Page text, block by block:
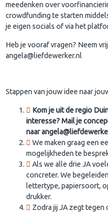
meedenken over
crowdfunding te starten
je eigen socials of via het
Heb je vooraf vragen? Neem
angela@liefdewerker.nl
Stappen van jouw idee naar
Kom je uit de regio
interesse? Mail je
naar
We maken graag een
mogelijkheden te
Als we alle drie JA
concreter. We
lettertype, papiersoort,
drukker.
Zodra jij JA zegt tegen